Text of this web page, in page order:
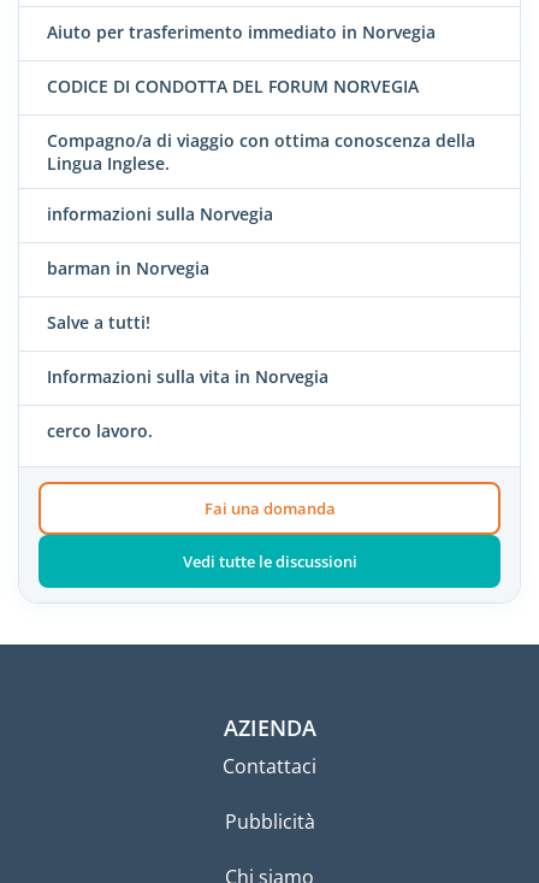
Aiuto per trasferimento immediato in Norvegia
CODICE DI CONDOTTA DEL FORUM NORVEGIA
Compagno/a di viaggio con ottima conoscenza della
Lingua Inglese.
informazioni sulla Norvegia
barman in Norvegia
Salve a tutti!
Informazioni sulla vita in Norvegia
cerco lavoro.
Fai una domanda
Vedi tutte le discussioni
AZIENDA
Contattaci
Pubblicità
Chi siamo